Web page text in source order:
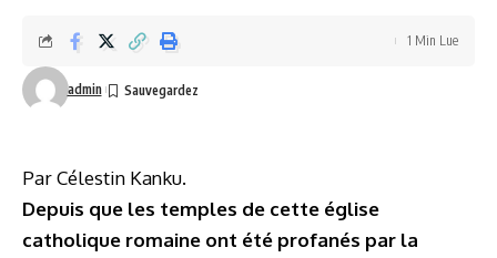
admin
1 Min Lue
Par Célestin Kanku.
Depuis que les temples de cette église
catholique romaine ont été profanés par la